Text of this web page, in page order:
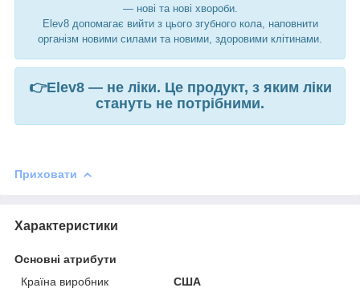
— нові та нові хвороби.
Elev8 допомагає вийти з цього згубного кола, наповнити
організм новими силами та новими, здоровими клітинами.
👉Elev8 — не ліки. Це продукт, з яким ліки
стануть не потрібними.
Приховати
Характеристики
Основні атрибути
Країна виробник
США